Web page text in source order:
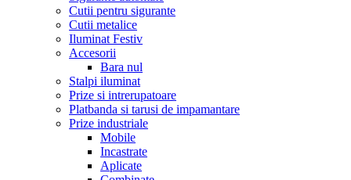
Cutii pentru sigurante
Cutii metalice
Iluminat Festiv
Accesorii
Bara nul
Stalpi iluminat
Prize si intrerupatoare
Platbanda si tarusi de impamantare
Prize industriale
Mobile
Incastrate
Aplicate